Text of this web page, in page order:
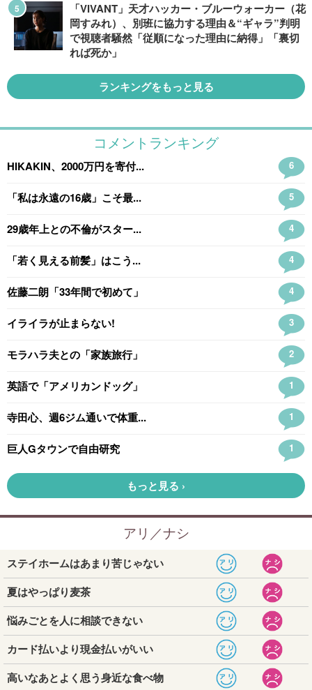
「VIVANT」天才ハッカー・ブルーウォーカー（花
岡すみれ）、別班に協力する理由＆“ギャラ”判明
で視聴者騒然「従順になった理由に納得」「裏切
れば死か」
ランキングをもっと見る